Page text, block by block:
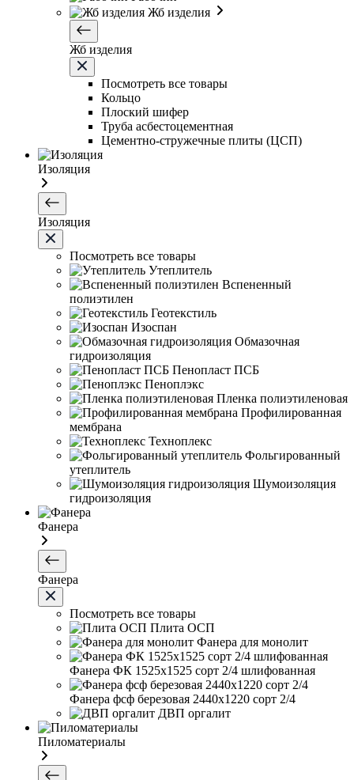
Жб изделия
Жб изделия
Посмотреть все товары
Кольцо
Плоский шифер
Труба асбестоцементная
Цементно-стружечные плиты (ЦСП)
Изоляция
Изоляция
Посмотреть все товары
Утеплитель
Вспененный
полиэтилен
Геотекстиль
Изоспан
Обмазочная
гидроизоляция
Пенопласт ПСБ
Пеноплэкс
Пленка полиэтиленовая
Профилированная
мембрана
Техноплекс
Фольгированный
утеплитель
Шумоизоляция
гидроизоляция
Фанера
Фанера
Посмотреть все товары
Плита ОСП
Фанера для монолит
Фанера ФК 1525х1525 сорт 2/4 шлифованная
Фанера фсф березовая 2440х1220 сорт 2/4
ДВП оргалит
Пиломатериалы